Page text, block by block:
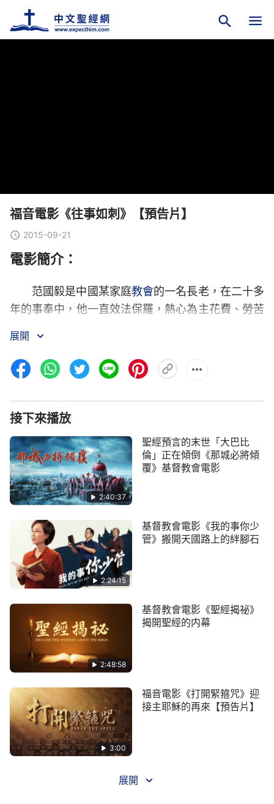
福音電影《往事如刺》【預告片】
2015-09-21
電影簡介：
范國毅是中國某家庭教會的一名長老，在二十多
年的事奉中，他一直效法保羅， ­熱心為主花費、勞苦
時自己肯定能
到他時，他卻持守觀念一次次拒絕、抵擋、定罪……
後來
­，經過與全能神教會傳道人的多次辯論，范國毅
終於幡然醒悟，真正明白了什麼是遵行天父­旨意，怎
樣追求才能達到蒙拯救進天國……
每當想起這些往事，就如刺一樣扎在他的心
上……
展開
接下來播放
2:40:37
聖經預言的末世「大巴比
倫」正在傾倒《那城必將傾
覆》基督教會電影
2:24:15
基督教會電影《我的事你少
管》搬開天國路上的絆腳石
2:48:58
基督教會電影《聖經揭祕》
揭開聖經的内幕
3:00
福音電影《打開緊箍咒》迎
接主耶穌的再來【預告片】
展開